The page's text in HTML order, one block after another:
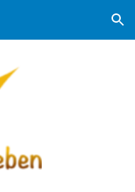
Skip to navigation